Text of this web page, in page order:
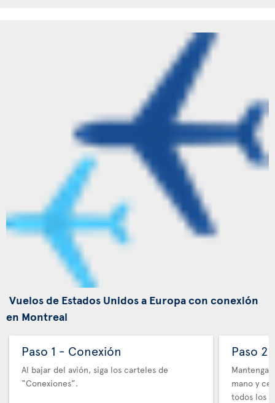
Vuelos de Estados Unidos a Europa con conexión
en Montreal
Paso 1 - Conexión
Al bajar del avión, siga los carteles de
“Conexiones”.
Paso 2
Mantenga
mano y
todos los